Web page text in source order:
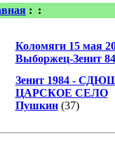
: :
Коломяги 15 мая
Выборжец-Зенит 84
Зенит 1984 -
ЦАРСКОЕ СЕЛО
Пушкин(37)